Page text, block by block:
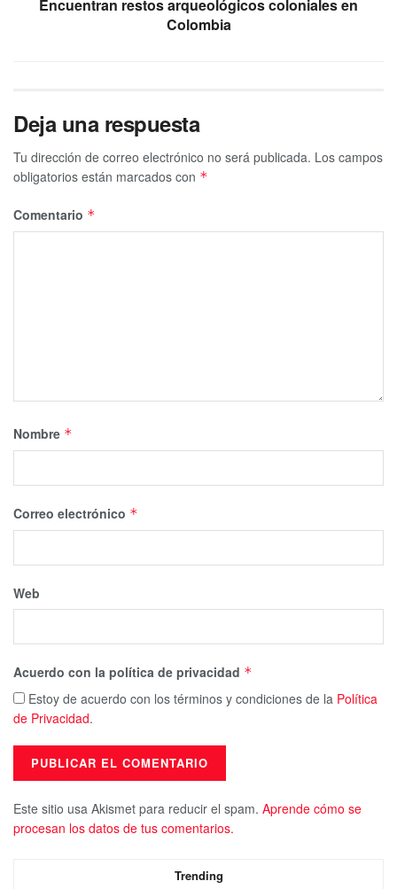
Encuentran restos arqueológicos coloniales en
Colombia
Deja una respuesta
Tu dirección de correo electrónico no será publicada. Los campos
obligatorios están marcados con *
Comentario *
Nombre *
Correo electrónico *
Web
Acuerdo con la política de privacidad *
Estoy de acuerdo con los términos y condiciones de la Política
de Privacidad.
Este sitio usa Akismet para reducir el spam. Aprende cómo se
procesan los datos de tus comentarios.
Trending